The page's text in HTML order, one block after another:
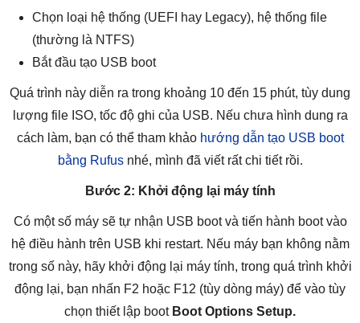
Chọn loại hệ thống (UEFI hay Legacy), hệ thống file
(thường là NTFS)
Bắt đầu tạo USB boot
Quá trình này diễn ra trong khoảng 10 đến 15 phút, tùy dung
lượng file ISO, tốc độ ghi của USB. Nếu chưa hình dung ra
cách làm, bạn có thể tham khảo hướng dẫn tạo USB boot
bằng Rufusnhé, mình đã viết rất chi tiết rồi.
Bước 2: Khởi động lại máy tính
Có một số máy sẽ tự nhận USB boot và tiến hành boot vào
hệ điều hành trên USB khi restart. Nếu máy bạn không nằm
trong số này, hãy khởi động lại máy tính, trong quá trình khởi
động lại, bạn nhấn F2 hoặc F12 (tùy dòng máy) để vào tùy
chọn thiết lập boot Boot Options Setup.